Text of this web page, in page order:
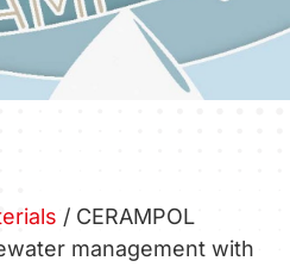
/ CERAMPOL
management with